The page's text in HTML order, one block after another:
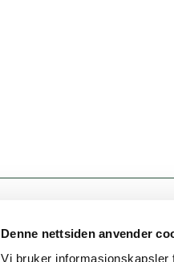
Denne nettsiden anvender
Vi bruker informasjonskapsler